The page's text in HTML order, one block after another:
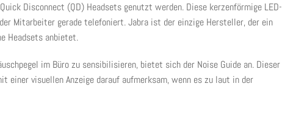
Disconnect (QD) Headsets genutzt werden. Diese kerzenförmige LED-
Mitarbeiter gerade telefoniert. Jabra ist der einzige Hersteller, der ein
Headsets anbietet.
im Büro zu sensibilisieren, bietet sich der Noise Guide an. Dieser
einer visuellen Anzeige darauf aufmerksam, wenn es zu laut in der